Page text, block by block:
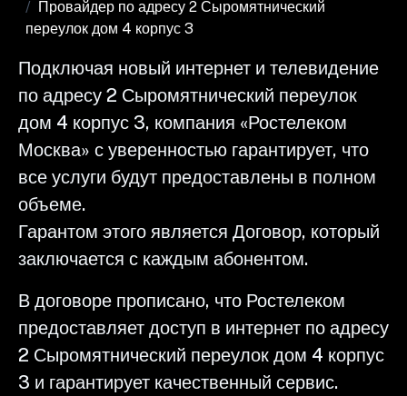
Провайдер по адресу 2 Сыромятнический
переулок дом 4 корпус 3
Подключая новый интернет и телевидение
по адресу 2 Сыромятнический переулок
дом 4 корпус 3, компания «Ростелеком
Москва» с уверенностью гарантирует, что
все услуги будут предоставлены в полном
объеме.
Гарантом этого является Договор, который
заключается с каждым абонентом.
В договоре прописано, что Ростелеком
предоставляет доступ в интернет по адресу
2 Сыромятнический переулок дом 4 корпус
3 и гарантирует качественный сервис.